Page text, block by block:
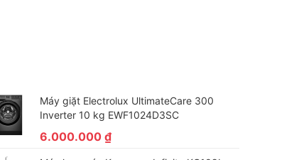
Máy giặt Electrolux UltimateCare 300
Inverter 10 kg EWF1024D3SC
6.000.000₫